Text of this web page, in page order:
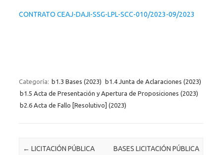
CONTRATO CEAJ-DAJI-SSG-LPL-SCC-010/2023-09/2023
Categoría: b1.3 Bases (2023) b1.4 Junta de Aclaraciones (2023)
b1.5 Acta de Presentación y Apertura de Proposiciones (2023)
b2.6 Acta de Fallo [Resolutivo] (2023)
Post navigation
← LICITACIÓN PÚBLICA
BASES LICITACIÓN PÚBLICA